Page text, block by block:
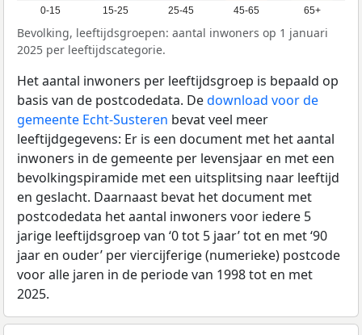
0-15 15-25 25-45 45-65 65+
Bevolking, leeftijdsgroepen: aantal inwoners op 1 januari
2025 per leeftijdscategorie.
Het aantal inwoners per leeftijdsgroep is bepaald op
basis van de postcodedata. Dedownload voor de
gemeente Echt-Susteren bevat veel meer
leeftijdgegevens: Er is een document met het aantal
inwoners in de gemeente per levensjaar en met een
bevolkingspiramide met een uitsplitsing naar leeftijd
en geslacht. Daarnaast bevat het document met
postcodedata het aantal inwoners voor iedere 5
jarige leeftijdsgroep van ‘0 tot 5 jaar’ tot en met ‘90
jaar en ouder’ per viercijferige (numerieke) postcode
voor alle jaren in de periode van 1998 tot en met
2025.